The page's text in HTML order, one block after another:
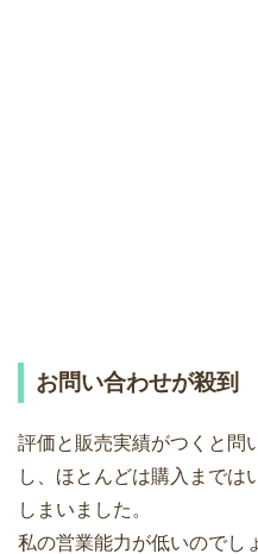
お問い合わせが殺到
評価と販売実績がつくと問
し、ほとんどは購入までは
しまいました。
私の営業能力が低いのでし